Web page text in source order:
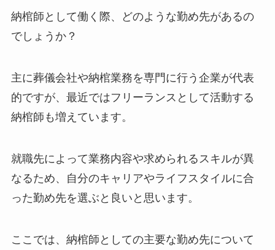
納棺師として働く際、どのような勤め先があるの
でしょうか？
主に葬儀会社や納棺業務を専門に行う企業が代表
的ですが、最近ではフリーランスとして活動する
納棺師も増えています。
就職先によって業務内容や求められるスキルが異
なるため、自分のキャリアやライフスタイルに合
った勤め先を選ぶと良いと思います。
ここでは、納棺師としての主要な勤め先について